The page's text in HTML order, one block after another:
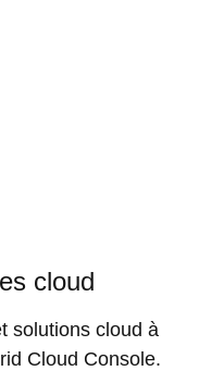
cloud
solutions cloud à
Cloud Console.